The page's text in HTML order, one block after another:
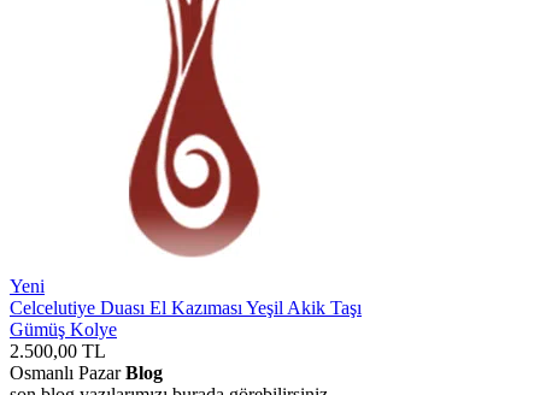
Yeni
Celcelutiye Duası El Kazıması Yeşil Akik Taşı
Gümüş Kolye
2.500,00 TL
Osmanlı PazarBlog